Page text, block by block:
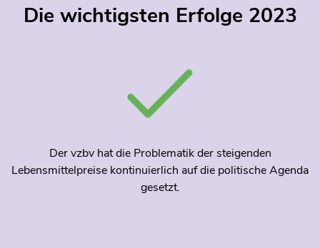
Die wichtigsten Erfolge 2023
Der vzbv hat die Problematik der steigenden
Lebensmittelpreise kontinuierlich auf die politische Agenda
gesetzt.